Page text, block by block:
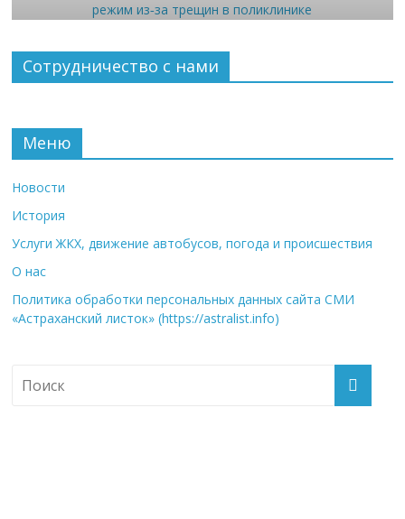
Сотрудничество с нами
Меню
Новости
История
Услуги ЖКХ, движение автобусов, погода и происшествия
О нас
Политика обработки персональных данных сайта СМИ
«Астраханский листок» (https://astralist.info)